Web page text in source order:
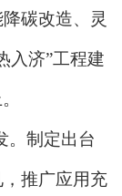
碳改造、灵
入济”工程建
。制定出台
推广应用充